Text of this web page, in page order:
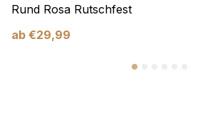
Rund Rosa Rutschfest
ab €29,99